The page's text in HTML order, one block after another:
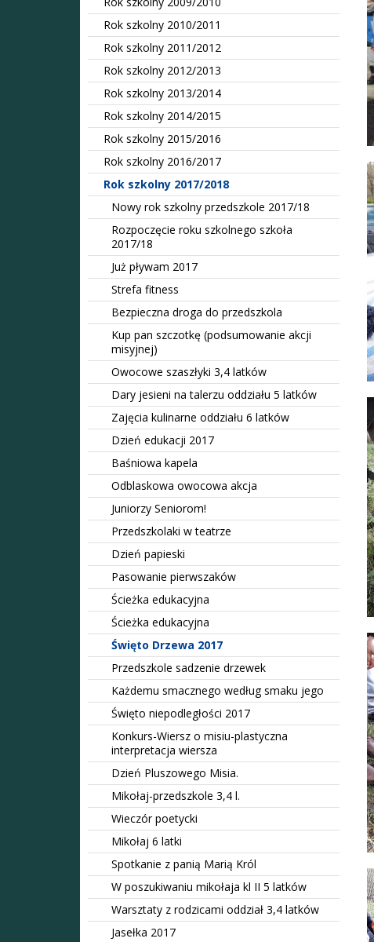
Rok szkolny 2010/2011
Rok szkolny 2011/2012
Rok szkolny 2012/2013
Rok szkolny 2013/2014
Rok szkolny 2014/2015
Rok szkolny 2015/2016
Rok szkolny 2016/2017
Rok szkolny 2017/2018
Nowy rok szkolny przedszkole 2017/18
Rozpoczęcie roku szkolnego szkoła
2017/18
Już pływam 2017
Strefa fitness
Bezpieczna droga do przedszkola
Kup pan szczotkę (podsumowanie akcji
misyjnej)
Owocowe szaszłyki 3,4 latków
Dary jesieni na talerzu oddziału 5 latków
Zajęcia kulinarne oddziału 6 latków
Dzień edukacji 2017
Baśniowa kapela
Odblaskowa owocowa akcja
Juniorzy Seniorom!
Przedszkolaki w teatrze
Dzień papieski
Pasowanie pierwszaków
Ścieżka edukacyjna
Ścieżka edukacyjna
Święto Drzewa 2017
Przedszkole sadzenie drzewek
Każdemu smacznego według smaku jego
Święto niepodległości 2017
Konkurs-Wiersz o misiu-plastyczna
interpretacja wiersza
Dzień Pluszowego Misia.
Mikołaj-przedszkole 3,4 l.
Wieczór poetycki
Mikołaj 6 latki
Spotkanie z panią Marią Król
W poszukiwaniu mikołaja kl II 5 latków
Warsztaty z rodzicami oddział 3,4 latków
Jasełka 2017